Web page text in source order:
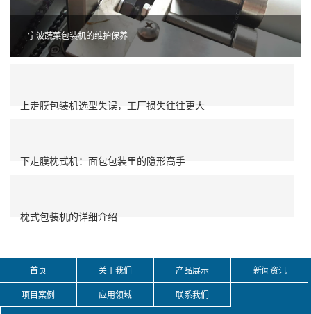
宁波蔬菜包装机的维护保养
上走膜包装机选型失误，工厂损失往往更大
下走膜枕式机：面包包装里的隐形高手
枕式包装机的详细介绍
首页 关于我们 产品展示 新闻资讯
项目案例 应用领域 联系我们